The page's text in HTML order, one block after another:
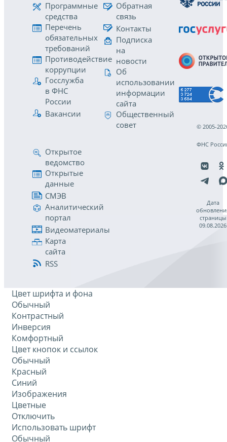
Программные
средства
Перечень
обязательных
требований
Противодействие
коррупции
Госслужба
в ФНС
России
Вакансии
Обратная
связь
Контакты
Подписка
на
новости
Об
использовании
информации
сайта
Общественный
совет
Открытое
ведомство
Открытые
данные
СМЭВ
Аналитический
портал
Видеоматериалы
Карта
сайта
RSS
© 2005-
ФНС
Дата
страницы
09.08.2026
Цвет шрифта и фона
Обычный
Контрастный
Инверсия
Комфортный
Цвет кнопок и ссылок
Обычный
Красный
Синий
Изображения
Цветные
Отключить
Использовать шрифт
Обычный